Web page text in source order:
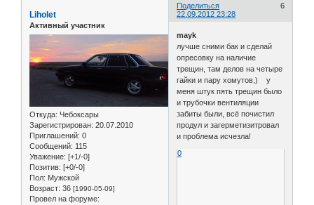
Поделиться
6
22.09.2012 23:28
Liholet
Активный участник
Откуда: Чебоксары
Зарегистрирован: 20.07.2010
Приглашений: 0
Сообщений: 115
Уважение: [+1/-0]
Позитив: [+0/-0]
Пол: Мужской
Возраст: 36 [1990-05-09]
Провел на форуме:
mayk
лучше сними бак и сделай
опресовку на наличие
трещин, там делов на четыре
гайки и пару хомутов,) у
меня штук пять трещин было
и трубочки вентиляции
забиты были, всё почистил
продул и загерметизитровал
и проблема исчезла!
0